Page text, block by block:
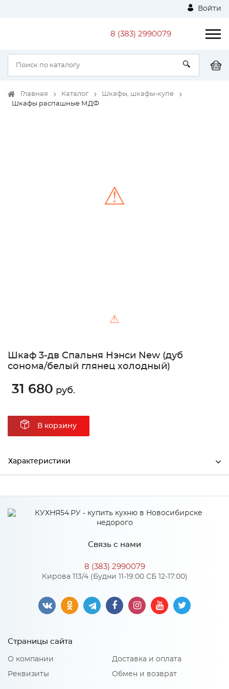
Войти
8 (383) 2990079
Главная Каталог
Шкафы, шкафы-купе
Шкафы распашные МДФ
⚠
⚠
Шкаф 3-дв Спальня Нэнси New (дуб
сонома/белый глянец холодный)
31 680 руб.
В корзину
Характеристики
Сонома/Белый глянец
холодный
ЛДСП
Количество упаковок: 4
Материал 2: МДФ
Связь с нами
8 (383) 2990079
Кирова 113/4 (Будни 11-19:00 СБ 12-17:00)
Страницы сайта
О компании
Реквизиты
Доставка и оплата
Обмен и возврат